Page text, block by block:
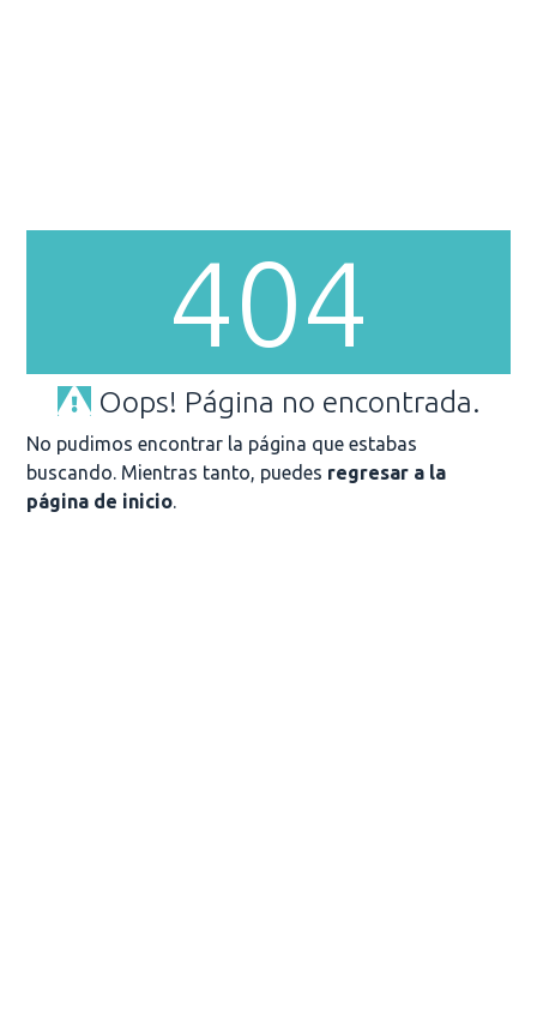
404
Oops! Página no encontrada.
No pudimos encontrar la página que estabas
buscando. Mientras tanto, puedes regresar a la
página de inicio